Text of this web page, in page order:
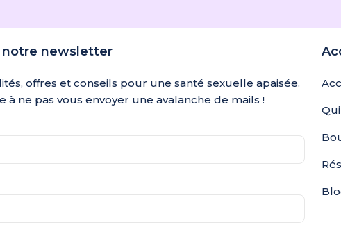
notre newsletter
offres et conseils pour une santé sexuelle apaisée.
à ne pas vous envoyer une avalanche de mails !